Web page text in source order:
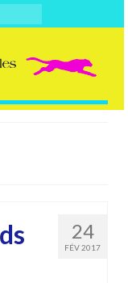
24
FÉV 2017